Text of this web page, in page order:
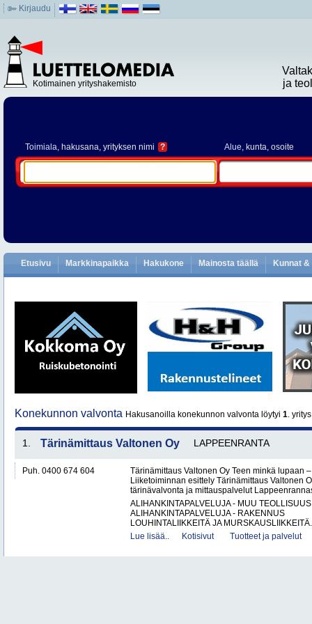
Kirjaudu
Kotimainen yrityshakemisto
ja
Toimiala, hakusana, yrityksen nimi ? Alue, kunta, osoite
Etusivu Markkinapaikka Hakukone Mainosta täällä Kunnat
Konekunnon valvonta Hakusanoilla konekunnon valvonta löytyi 1. yritys
1. Tärinämittaus Valtonen Oy LAPPEENRANTA
Puh. 0400 674 604
Tärinämittaus Valtonen Oy Teen minkä lupaan
Liiketoiminnan esittely Tärinämittaus Valtonen
tärinävalvonta ja mittauspalvelut
ALIHANKINTAPALVELUJA - MUU TEOLLISUUS
ALIHANKINTAPALVELUJA - RAKENNUS
LOUHINTALIIKKEITÄ JA
Lue lisää..
Kotisivut Tuotteet ja palvelut